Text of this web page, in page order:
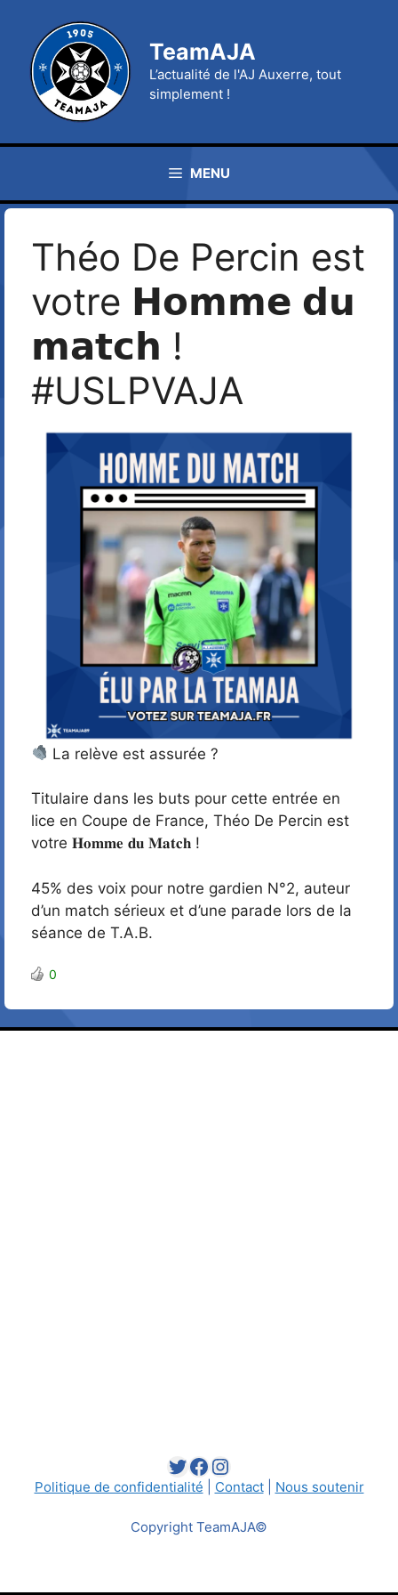
contenu
TeamAJA
L’actualité de l'AJ Auxerre, tout
simplement !
MENU
Théo De Percin est
votre 𝗛𝗼𝗺𝗺𝗲 𝗱𝘂
𝗺𝗮𝘁𝗰𝗵 !
#USLPVAJA
La relève est assurée ?
Titulaire dans les buts pour cette entrée en
lice en Coupe de France, Théo De Percin est
votre 𝐇𝐨𝐦𝐦𝐞 𝐝𝐮 𝐌𝐚𝐭𝐜𝐡 !
45% des voix pour notre gardien N°2, auteur
d’un match sérieux et d’une parade lors de la
séance de T.A.B.
0
Twitter
Facebook
Instagram
Politique de confidentialité Contact| Nous soutenir
Copyright TeamAJA©